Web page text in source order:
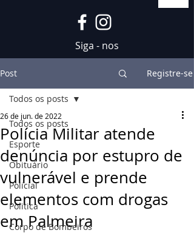
Siga - nos
Post Registre-se
Todos os posts
Esporte
Obituário
Policial
Politica
Corpo de Bombeiros
Todos os posts
Polícia Militar atende
denúncia por estupro de
vulnerável e prende
elementos com drogas
em Palmeira
26 de jun. de 2022